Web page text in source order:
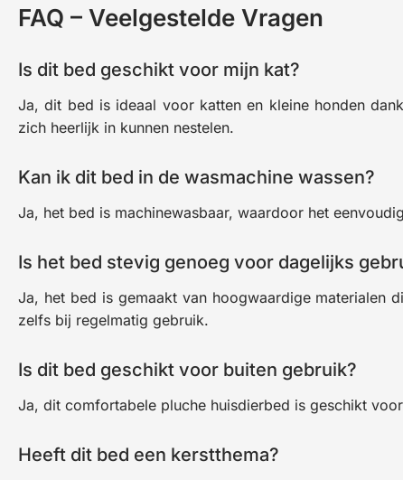
FAQ – Veelgestelde Vragen
Is dit bed geschikt voor mijn kat?
Ja, dit bed is ideaal voor katten en kleine honden
zich heerlijk in kunnen nestelen.
Kan ik dit bed in de wasmachine wassen?
Ja, het bed is machinewasbaar, waardoor het
Is het bed stevig genoeg voor dagelijks
Ja, het bed is gemaakt van hoogwaardige materialen
zelfs bij regelmatig gebruik.
Is dit bed geschikt voor buiten gebruik?
Ja, dit comfortabele pluche huisdierbed is geschikt
Heeft dit bed een kerstthema?